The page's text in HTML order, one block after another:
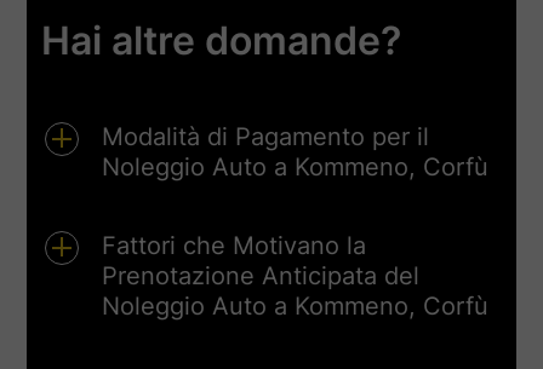
Hai altre domande?
Modalità di Pagamento per il
Noleggio Auto a Kommeno, Corfù
Cosa Sapere sui Metodi di Pagamento
Esplorare Corfù in auto è uno dei modi
migliori per vivere l’isola al proprio ritmo—
e iniziare il viaggio da
significa
Fattori che Motivano la
Prenotazione Anticipata del
Noleggio Auto a Kommeno, Corfù